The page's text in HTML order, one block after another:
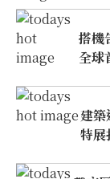
搭機
全球
建
特展